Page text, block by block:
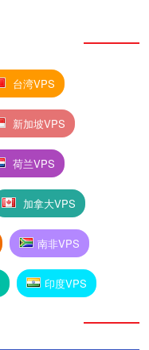
台湾VPS
新加坡VPS
荷兰VPS
加拿大VPS
南非VPS
印度VPS